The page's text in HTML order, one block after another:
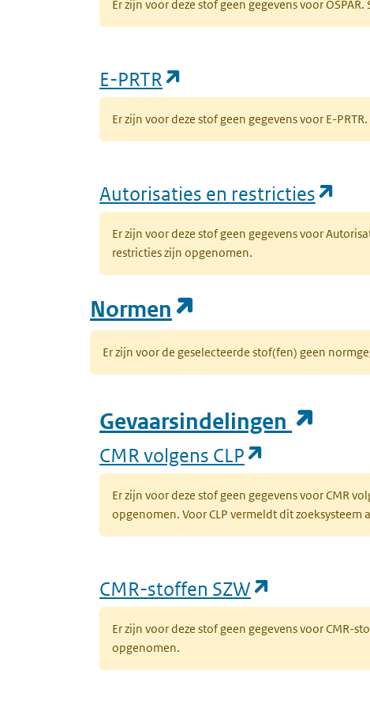
Er zijn voor deze stof geen gegevens voor
E-PRTR
Er zijn voor deze stof geen gegevens voor E-
Autorisaties en restricties
Er zijn voor deze stof geen gegevens voor
restricties zijn opgenomen.
Normen
Er zijn voor de geselecteerde stof(fen) geen
Gevaarsindelingen
CMR volgens CLP
Er zijn voor deze stof geen gegevens voor CMR
opgenomen. Voor CLP vermeldt dit zoeksysteem
CMR-stoffen SZW
Er zijn voor deze stof geen gegevens voor CMR-
opgenomen.